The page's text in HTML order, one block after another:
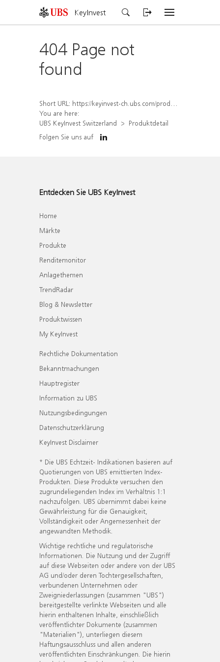
KeyInvest
404 Page not
found
Short URL: https://keyinvest-ch.ubs.com/produkt/detail/index/isin/CH1576564582
You are here:
UBS KeyInvest Switzerland
Produktdetail
Folgen Sie uns auf
Entdecken Sie UBS KeyInvest
Home
Märkte
Produkte
Renditemonitor
Anlagethemen
TrendRadar
Blog & Newsletter
Produktwissen
My KeyInvest
Rechtliche Dokumentation
Bekanntmachungen
Hauptregister
Information zu UBS
Nutzungsbedingungen
Datenschutzerklärung
KeyInvest Disclaimer
* Die UBS Echtzeit- Indikationen basieren auf
Quotierungen von UBS emittierten Index-
Produkten. Diese Produkte versuchen den
zugrundeliegenden Index im Verhältnis 1:1
nachzufolgen. UBS übernimmt dabei keine
Gewährleistung für die Genauigkeit,
Vollständigkeit oder Angemessenheit der
angewandten Methodik.
Wichtige rechtliche und regulatorische
Informationen. Die Nutzung und der Zugriff
auf diese Webseiten oder andere von der UBS
AG und/oder deren Tochtergesellschaften,
verbundenen Unternehmen oder
Zweigniederlassungen (zusammen "UBS")
bereitgestellte verlinkte Webseiten und alle
hierin enthaltenen Inhalte, einschließlich
veröffentlichter Dokumente (zusammen
"Materialien"), unterliegen diesem
Haftungsausschluss und allen anderen
veröffentlichten Einschränkungen. Die hierin